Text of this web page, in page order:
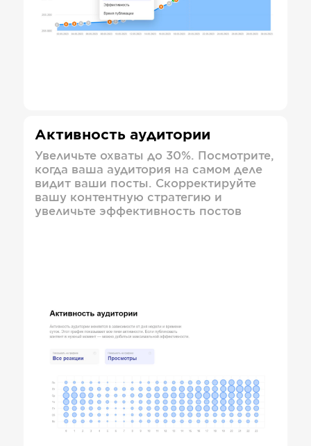
Активность аудитории
Увеличьте охваты до 30%. Посмотрите,
когда ваша аудитория на самом деле
видит ваши посты. Скорректируйте
вашу контентную стратегию и
увеличьте эффективность постов